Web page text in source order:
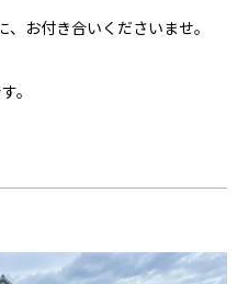
お付き合いくださいませ。
。